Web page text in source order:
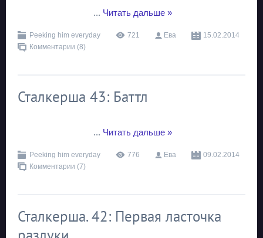
... Читать дальше »
Peeking him everyday 721 Ева
15.02.2014
Комментарии (8)
Сталкерша 43: Баттл
... Читать дальше »
Peeking him everyday 776 Ева
09.02.2014
Комментарии (7)
Сталкерша. 42: Первая ласточка